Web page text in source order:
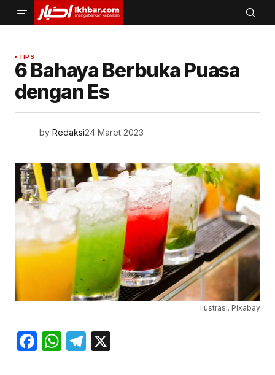
TIPS
6 Bahaya Berbuka Puasa
dengan Es
by Redaksi24 Maret 2023
Ilustrasi. Pixabay
Facebook
WhatsApp
Telegram